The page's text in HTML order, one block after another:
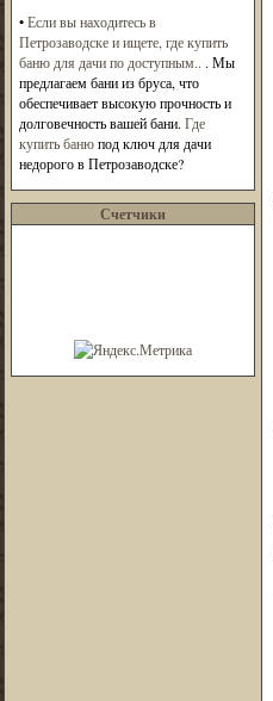
•Если вы находитесь в
Петрозаводске и ищете, где купить
баню для дачи по доступным.. . Мы
предлагаем бани из бруса, что
обеспечивает высокую прочность и
долговечность вашей бани. Где
купить банюпод ключ для дачи
недорого в Петрозаводске?
Счетчики